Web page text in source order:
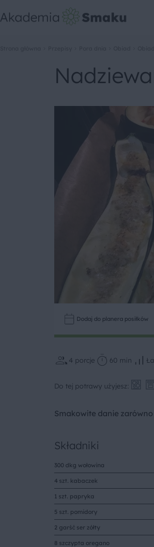
Dodaj do planera posiłków
4 porcje 60 min
Do tej potrawy użyjesz:
Smakowite danie
Składniki
300 dkg wołowina
4 szt. kabaczek
1 szt. papryka
5 szt. pomidory
2 garść ser zółty
8 szczypta oregano